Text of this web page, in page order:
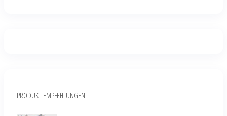
PRODUKT-EMPFEHLUNGEN